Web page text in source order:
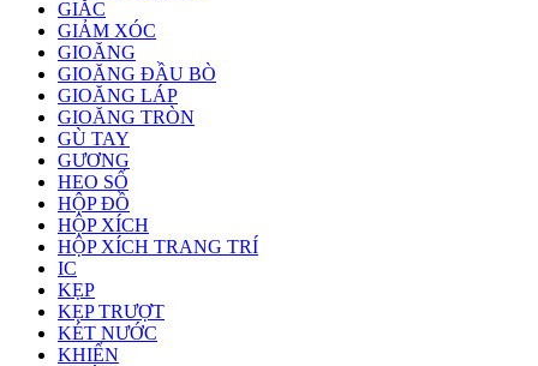
GIẮC
GIẢM XÓC
GIOĂNG
GIOĂNG ĐẦU BÒ
GIOĂNG LÁP
GIOĂNG TRÒN
GÙ TAY
GƯƠNG
HEO SỐ
HỘP ĐỒ
HỘP XÍCH
HỘP XÍCH TRANG TRÍ
IC
KẸP
KẸP TRƯỢT
KÉT NƯỚC
KHIỂN